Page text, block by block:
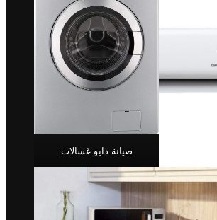
صيانة دايو غسالات